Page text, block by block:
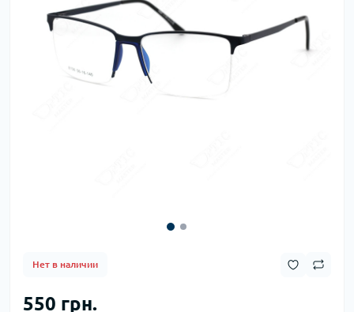
Нет в наличии
550 грн.